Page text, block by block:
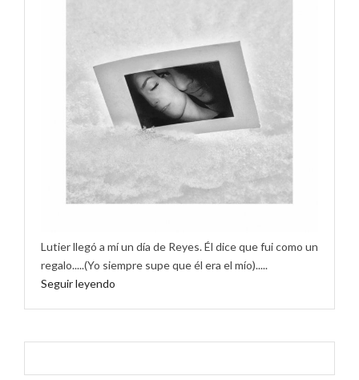
Lutier llegó a mí un día de Reyes. Él dice que fui como un
regalo.....(Yo siempre supe que él era el mío).....
Seguir leyendo